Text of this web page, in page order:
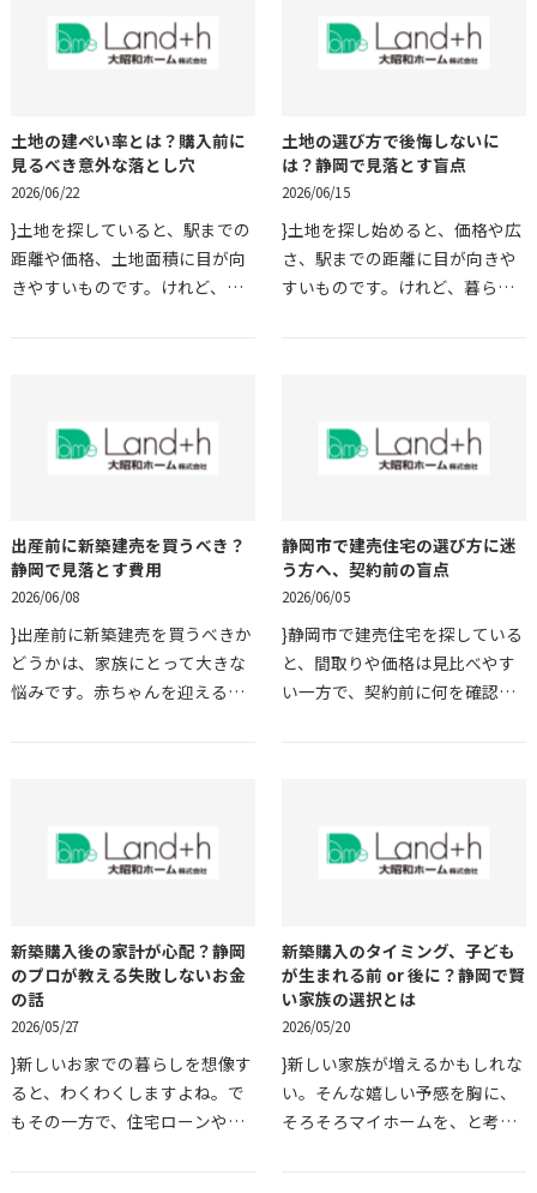
土地の建ぺい率とは？購入前に
見るべき意外な落とし穴
2026/06/22
}土地を探していると、駅までの
距離や価格、土地面積に目が向
きやすいものです。けれど、土
た広さの建物を建てられないこ
土地の選び方で後悔しないに
は？静岡で見落とす盲点
2026/06/15
}土地を探し始めると、価格や広
さ、駅までの距離に目が向きや
すいものです。けれど、暮らし
狭い、雨の日に水がたまりやす
出産前に新築建売を買うべき？
静岡で見落とす費用
2026/06/08
}出産前に新築建売を買うべきか
どうかは、家族にとって大きな
悩みです。赤ちゃんを迎える準
なかで、住宅ローンや引っ越
静岡市で建売住宅の選び方に迷
う方へ、契約前の盲点
2026/06/05
}静岡市で建売住宅を探している
と、間取りや価格は見比べやす
い一方で、契約前に何を確認す
す。通勤のしやすさ、子どもの
新築購入後の家計が心配？静岡
のプロが教える失敗しないお金
の話
2026/05/27
}新しいお家での暮らしを想像す
ると、わくわくしますよね。で
もその一方で、住宅ローンやこ
と、少し不安な気持ちになるこ
新築購入のタイミング、子ども
が生まれる前 or 後に？静岡で賢
い家族の選択とは
2026/05/20
}新しい家族が増えるかもしれな
い。そんな嬉しい予感を胸に、
そろそろマイホームを、と考え
でも、いざ考え始めると、ふと